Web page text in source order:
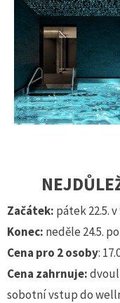
Začátek: pátek 22.5. v
Konec: neděle 24.5.
Cena pro 2 osoby:
Cena zahrnuje:
sobotní vstup do